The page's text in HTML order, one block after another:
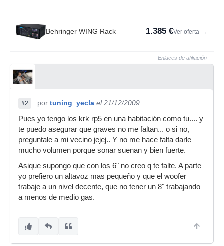
Behringer WING Rack 1.385 €Ver oferta →
Enlaces de afiliación
#2 por tuning_yecla el 21/12/2009
Pues yo tengo los krk rp5 en una habitación como tu.... y
te puedo asegurar que graves no me faltan... o si no,
preguntale a mi vecino jejej.. Y no me hace falta darle
mucho volumen porque sonar suenan y bien fuerte.
Asique supongo que con los 6" no creo q te falte. A parte
yo prefiero un altavoz mas pequeño y que el woofer
trabaje a un nivel decente, que no tener un 8" trabajando
a menos de medio gas.